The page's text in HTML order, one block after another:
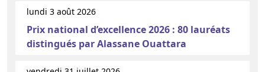
lundi 3 août 2026
Prix national d’excellence 2026 : 80 lauréats
distingués par Alassane Ouattara